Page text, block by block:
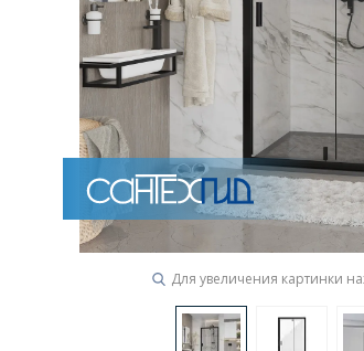
Для увеличения картинки